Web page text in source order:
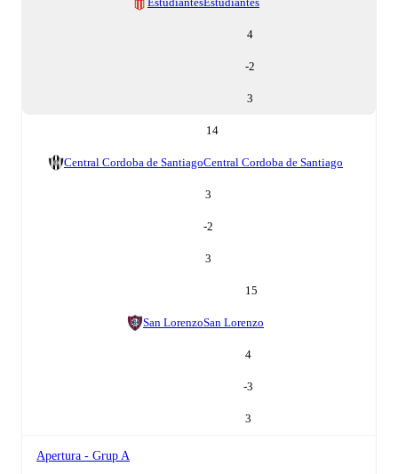
4
-2
3
14
Central Cordoba de SantiagoCentral Cordoba de Santiago
3
-2
3
15
San LorenzoSan Lorenzo
4
-3
3
Apertura - Grup A